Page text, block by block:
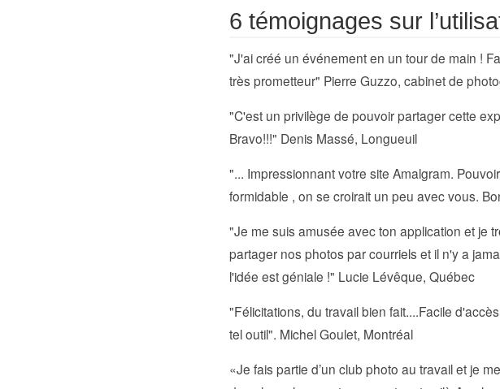
6 témoignages sur
"J'ai créé un événement en un tour de main !
très prometteur" Pierre Guzzo, cabinet de
"C'est un privilège de pouvoir partager cette
Bravo!!!" Denis Massé, Longueuil
"... Impressionnant votre site Amalgram.
formidable , on se croirait un peu avec vous.
"Je me suis amusée avec ton application et je
partager nos photos par courriels et il n'y a
l'idée est géniale !" Lucie Lévêque, Québec
"Félicitations, du travail bien fait....Facile
tel outil". Michel Goulet, Montréal
«Je fais partie d’un club photo au travail et je